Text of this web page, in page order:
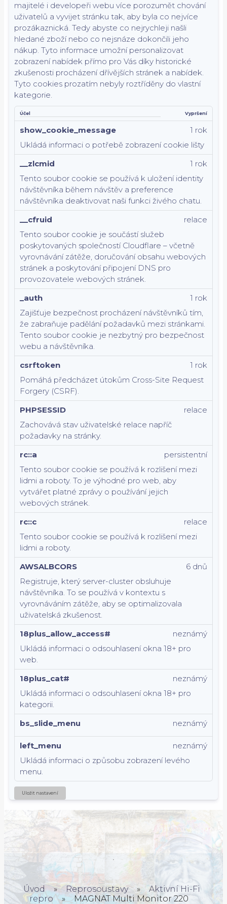
majitelé i developeři webu více porozumět chování
uživatelů a vyvijet stránku tak, aby byla co nejvíce
prozákaznická. Tedy abyste co nejrychleji našli
hledané zboží nebo co nejsnáze dokončili jeho
nákup. Tyto informace umožní personalizovat
zobrazení nabídek přímo pro Vás díky historické
zkušenosti procházení dřívějších stránek a nabídek.
Tyto cookies prozatím nebyly roztříděny do vlastní
kategorie.
Účel Vypršení
show_cookie_message
Ukládá informaci o potřebě zobrazení cookie lišty
1 rok
__zlcmid
Tento soubor cookie se používá k uložení identity
návštěvníka během návštěv a preference
návštěvníka deaktivovat naši funkci živého chatu.
1 rok
__cfruid
Tento soubor cookie je součástí služeb
poskytovaných společností Cloudflare – včetně
vyrovnávání zátěže, doručování obsahu webových
stránek a poskytování připojení DNS pro
provozovatele webových stránek.
relace
_auth
Zajišťuje bezpečnost procházení návštěvníků tím,
že zabraňuje padělání požadavků mezi stránkami.
Tento soubor cookie je nezbytný pro bezpečnost
webu a návštěvníka.
1 rok
csrftoken
Pomáhá předcházet útokům Cross-Site Request
Forgery (CSRF).
1 rok
PHPSESSID
Zachovává stav uživatelské relace napříč
požadavky na stránky.
relace
rc::a
Tento soubor cookie se používá k rozlišení mezi
lidmi a roboty. To je výhodné pro web, aby
vytvářet platné zprávy o používání jejich
webových stránek.
persistentní
rc::c
Tento soubor cookie se používá k rozlišení mezi
lidmi a roboty.
relace
AWSALBCORS
Registruje, který server-cluster obsluhuje
návštěvníka. To se používá v kontextu s
vyrovnáváním zátěže, aby se optimalizovala
uživatelská zkušenost.
6 dnů
18plus_allow_access#
Ukládá informaci o odsouhlasení okna 18+ pro
web.
neznámý
18plus_cat#
Ukládá informaci o odsouhlasení okna 18+ pro
kategorii.
neznámý
bs_slide_menu neznámý
left_menu
Ukládá informaci o způsobu zobrazení levého
menu.
neznámý
Uložit nastavení
Úvod » Reprosoustavy »
Aktivní Hi-Fi
repro
» MAGNAT Multi Monitor 220